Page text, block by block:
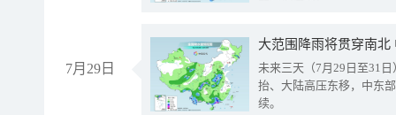
7月29日
大范围降雨将贯穿南
未来三天（7月29日至31
抬、大陆高压东移，中东
续。